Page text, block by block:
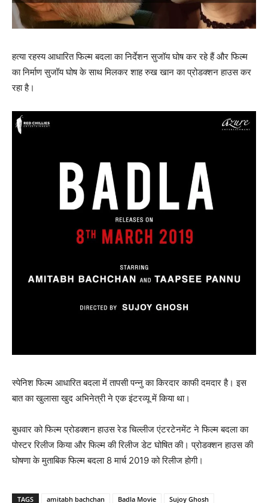
हत्या रहस्य आधारित फिल्म बदला का निर्देशन सुजॉय घोष कर रहे हैं और फिल्म
का निर्माण सुजॉय घोष के साथ मिलकर शाह रुख खान का प्रोडक्शन हाउस कर
रहा है।
स्पेनिश फिल्म आधारित बदला में तापसी पन्नु का किरदार काफी दमदार है। इस
बात का खुलासा खुद अभिनेत्री ने एक इंटरव्यू में किया था।
बुधवार को फिल्म प्रोडक्शन हाउस रेड चिल्लीज एंटरटेनमेंट ने फिल्म बदला का
पोस्टर रिलीज किया और फिल्म की रिलीज डेट घोषित की। प्रोडक्शन हाउस की
घोषणा के मुताबिक फिल्म बदला 8 मार्च 2019 को रिलीज होगी।
TAGS amitabh bachchan Badla Movie
Sujoy Ghosh